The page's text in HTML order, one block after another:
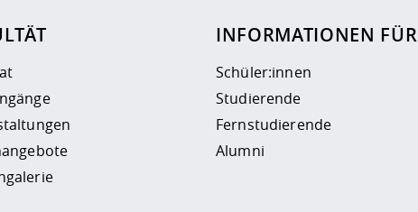
INFORMATIONEN FÜR
Schüler:innen
Studierende
Fernstudierende
Alumni